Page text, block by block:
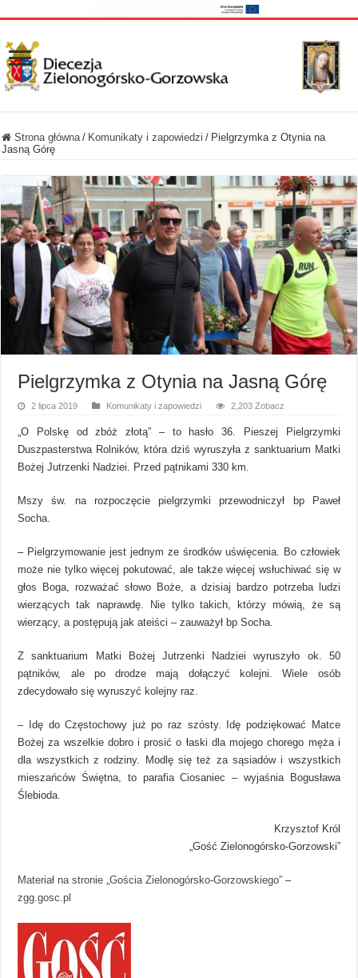
Strona główna / Komunikaty i zapowiedzi / Pielgrzymka z Otynia na
Jasną Górę
Pielgrzymka z Otynia na Jasną Górę
2 lipca 2019 Komunikaty i zapowiedzi 2,203 Zobacz
„O Polskę od zbóż złotą” – to hasło 36. Pieszej Pielgrzymki
Duszpasterstwa Rolników, która dziś wyruszyła z sanktuarium Matki
Bożej Jutrzenki Nadziei. Przed pątnikami 330 km.
Mszy św. na rozpoczęcie pielgrzymki przewodniczył bp Paweł
Socha.
– Pielgrzymowanie jest jednym ze środków uświęcenia. Bo człowiek
może nie tylko więcej pokutować, ale także więcej wsłuchiwać się w
głos Boga, rozważać słowo Boże, a dzisiaj bardzo potrzeba ludzi
wierzących tak naprawdę. Nie tylko takich, którzy mówią, że są
wierzący, a postępują jak ateiści – zauważył bp Socha.
Z sanktuarium Matki Bożej Jutrzenki Nadziei wyruszyło ok. 50
pątników, ale po drodze mają dołączyć kolejni. Wiele osób
zdecydowało się wyruszyć kolejny raz.
– Idę do Częstochowy już po raz szósty. Idę podziękować Matce
Bożej za wszelkie dobro i prosić o łaski dla mojego chorego męża i
dla wszystkich z rodziny. Modlę się też za sąsiadów i wszystkich
mieszańców Świętna, to parafia Ciosaniec – wyjaśnia Bogusława
Ślebioda.
Krzysztof Król
„Gość Zielonogórsko-Gorzowski”
Materiał na stronie „Gościa Zielonogórsko-Gorzowskiego” –
zgg.gosc.pl